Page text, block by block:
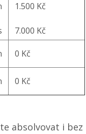
1.500 Kč
7.000 Kč
0 Kč
0 Kč
absolvovat i bez